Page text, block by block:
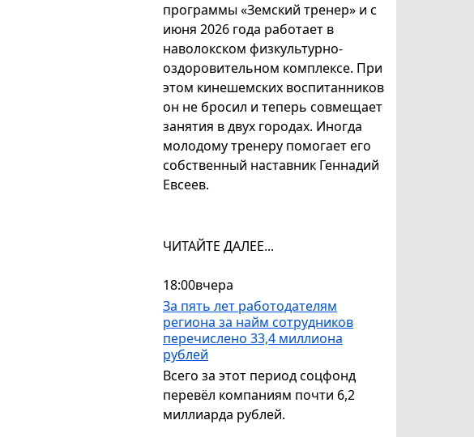
программы «Земский тренер» и с
июня 2026 года работает в
наволокском физкультурно-
оздоровительном комплексе. При
этом кинешемских воспитанников
он не бросил и теперь совмещает
занятия в двух городах. Иногда
молодому тренеру помогает его
собственный наставник Геннадий
Евсеев.
ЧИТАЙТЕ ДАЛЕЕ...
18:00вчера
За пять лет работодателям
региона за найм сотрудников
перечислено 33,4 миллиона
рублей
Всего за этот период соцфонд
перевёл компаниям почти 6,2
миллиарда рублей.